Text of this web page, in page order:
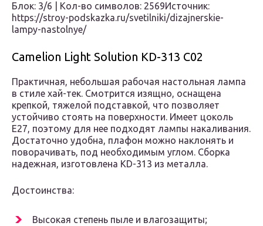
Блок: 3/6 | Кол-во символов: 2569Источник:
https://stroy-podskazka.ru/svetilniki/dizajnerskie-
lampy-nastolnye/
Camelion Light Solution KD-313 C02
Практичная, небольшая рабочая настольная лампа
в стиле хай-тек. Смотрится изящно, оснащена
крепкой, тяжелой подставкой, что позволяет
устойчиво стоять на поверхности. Имеет цоколь
Е27, поэтому для нее подходят лампы накаливания.
Достаточно удобна, плафон можно наклонять и
поворачивать, под необходимым углом. Сборка
надежная, изготовлена KD-313 из металла.
Достоинства:
Высокая степень пыле и влагозащиты;